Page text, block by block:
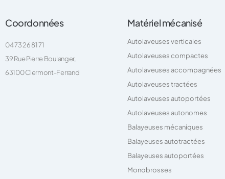
Coordonnées
04 73 26 81 71
39 Rue Pierre Boulanger,
63100 Clermont-Ferrand
Matériel mécanisé
Autolaveuses verticales
Autolaveuses compactes
Autolaveuses accompagnées
Autolaveuses tractées
Autolaveuses autoportées
Autolaveuses autonomes
Balayeuses mécaniques
Balayeuses autotractées
Balayeuses autoportées
Monobrosses